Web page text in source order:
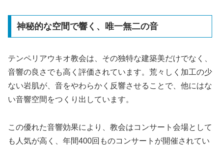
神秘的な空間で響く、唯一無二の音
テンペリアウキオ教会は、その独特な建築美だけでなく、
音響の良さでも高く評価されています。荒々しく加工の少
ない岩肌が、音をやわらかく反響させることで、他にはな
い音響空間をつくり出しています。
この優れた音響効果により、教会はコンサート会場として
も人気が高く、年間400回ものコンサートが開催されてい